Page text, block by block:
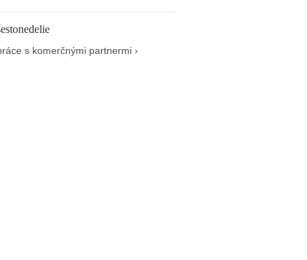
s komerčnými partnermi ›